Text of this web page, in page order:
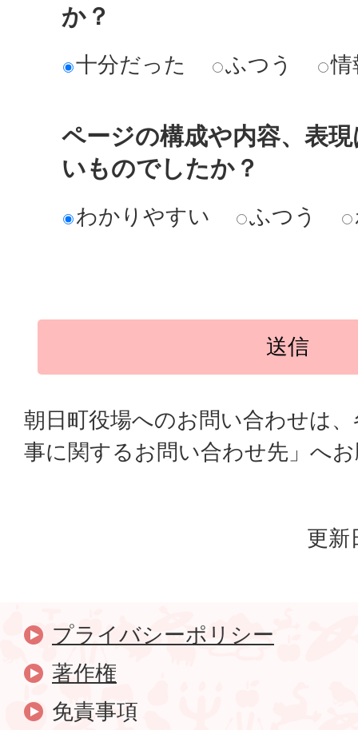
か？
十分だった ふつう 情
ページの構成や内容、表
いものでしたか？
わかりやすい ふつう
朝日町役場へのお問い合わせは
事に関するお問い合わせ先」へ
更新
プライバシーポリシー
著作権
免責事項